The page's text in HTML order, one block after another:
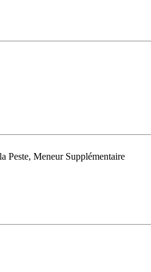
Peste, Meneur Supplémentaire